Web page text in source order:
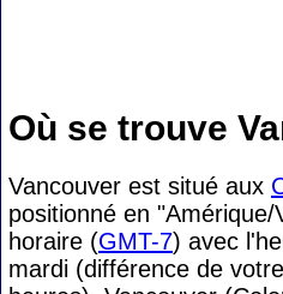
Où se trouve
Vancouver est situé aux
positionné en
horaire (GMT-7) avec
mardi (différence de